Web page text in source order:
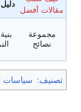
مقالات أفضل
مجموعة
نصائح
تصنيف: سياسات